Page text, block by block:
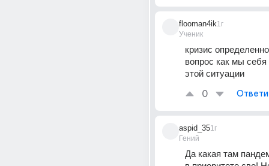
flooman4ik
Ученик
1г
кризис
вопрос как мы
этой ситуации
0
aspid_35
Гений
1г
Да какая там